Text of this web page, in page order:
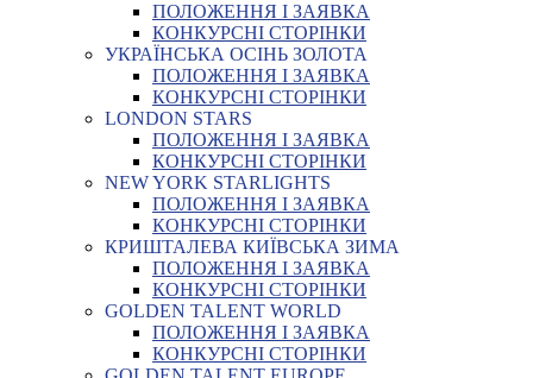
ПОЛОЖЕННЯ І ЗАЯВКА
КОНКУРСНІ СТОРІНКИ
УКРАЇНСЬКА ОСІНЬ ЗОЛОТА
ПОЛОЖЕННЯ І ЗАЯВКА
КОНКУРСНІ СТОРІНКИ
LONDON STARS
ПОЛОЖЕННЯ І ЗАЯВКА
КОНКУРСНІ СТОРІНКИ
NEW YORK STARLIGHTS
ПОЛОЖЕННЯ І ЗАЯВКА
КОНКУРСНІ СТОРІНКИ
КРИШТАЛЕВА КИЇВСЬКА ЗИМА
ПОЛОЖЕННЯ І ЗАЯВКА
КОНКУРСНІ СТОРІНКИ
GOLDEN TALENT WORLD
ПОЛОЖЕННЯ І ЗАЯВКА
КОНКУРСНІ СТОРІНКИ